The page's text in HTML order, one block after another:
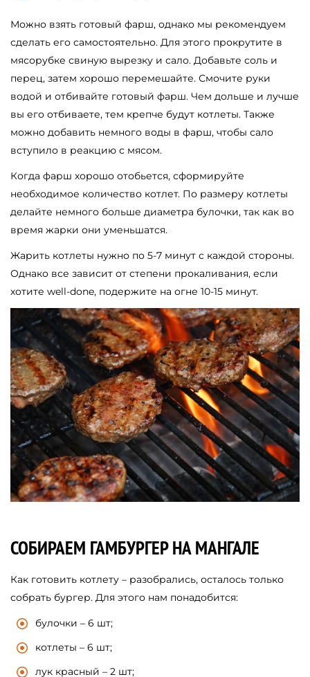
Можно взять готовый фарш, однако мы рекомендуем
сделать его самостоятельно. Для этого прокрутите в
мясорубке свиную вырезку и сало. Добавьте соль и
перец, затем хорошо перемешайте. Смочите руки
водой и отбивайте готовый фарш. Чем дольше и лучше
вы его отбиваете, тем крепче будут котлеты. Также
можно добавить немного воды в фарш, чтобы сало
вступило в реакцию с мясом.
Когда фарш хорошо отобьется, сформируйте
необходимое количество котлет. По размеру котлеты
делайте немного больше диаметра булочки, так как во
время жарки они уменьшатся.
Жарить котлеты нужно по 5-7 минут с каждой стороны.
Однако все зависит от степени прокаливания, если
хотите well-done, подержите на огне 10-15 минут.
СОБИРАЕМ ГАМБУРГЕР НА МАНГАЛЕ
Как готовить котлету – разобрались, осталось только
собрать бургер. Для этого нам понадобится:
булочки – 6 шт;
котлеты – 6 шт;
лук красный – 2 шт;